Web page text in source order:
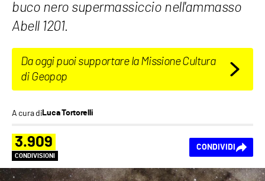
buco nero supermassiccio nell'ammasso
Abell 1201.
Da oggi puoi supportare la Missione Cultura
di Geopop
A cura diLuca Tortorelli
3.909
CONDIVISIONI
CONDIVIDI